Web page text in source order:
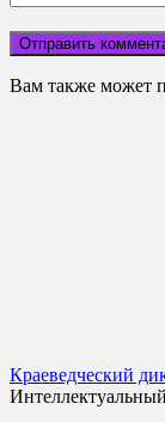
Вам также может
Краеведческий